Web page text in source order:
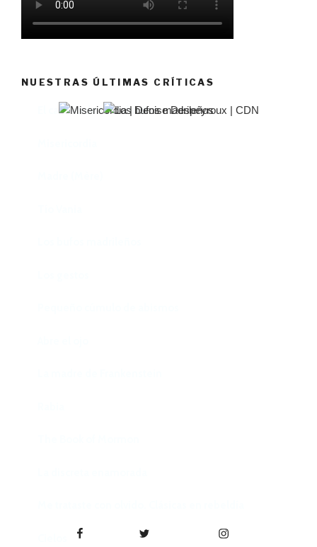
NUESTRAS ÚLTIMAS CRÍTICAS
El castillo de Lindabridis